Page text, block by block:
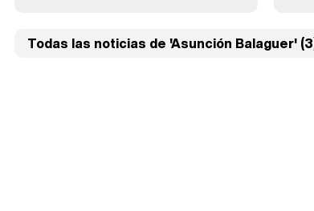
Todas las noticias de 'Asunción Balaguer'